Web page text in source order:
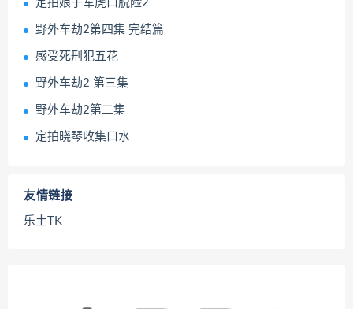
定拍娘子军虎口脱险2
野外车劫2第四集 完结篇
感受死刑犯五花
野外车劫2 第三集
野外车劫2第二集
定拍晓琴收集口水
友情链接
乐土TK